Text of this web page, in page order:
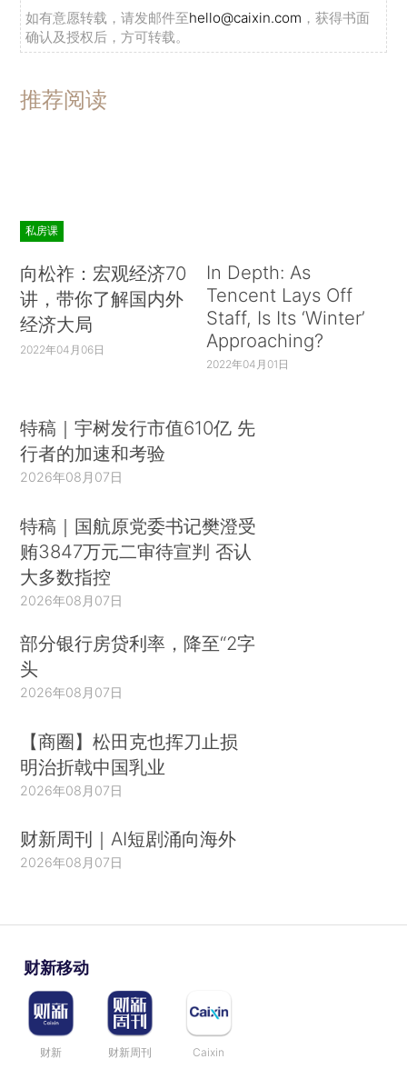
如有意愿转载，请发邮件至hello@caixin.com ，获得书面
确认及授权后，方可转载。
推荐阅读
私房课
向松祚：宏观经济70
讲，带你了解国内外
经济大局
2022年04月06日
In Depth: As
Tencent Lays Off
Staff, Is Its ‘Winter’
Approaching?
2022年04月01日
特稿｜宇树发行市值610亿 先
行者的加速和考验
2026年08月07日
特稿｜国航原党委书记樊澄受
贿3847万元二审待宣判 否认
大多数指控
2026年08月07日
部分银行房贷利率，降至“2字
头
2026年08月07日
【商圈】松田克也挥刀止损
明治折戟中国乳业
2026年08月07日
财新周刊｜AI短剧涌向海外
2026年08月07日
财新移动
财新 财新周刊 Caixin